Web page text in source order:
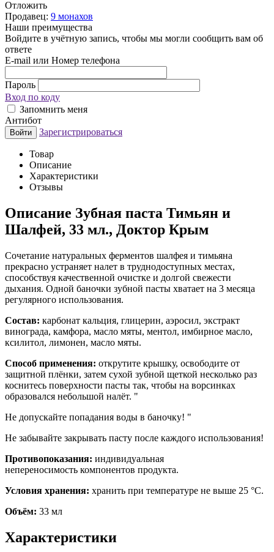
Отложить
Продавец: 9 монахов
Наши преимущества
Войдите в учётную запись, чтобы мы могли сообщить вам об
ответе
E-mail или Номер телефона
Пароль
Вход по коду
Запомнить меня
Антибот
Войти Зарегистрироваться
Товар
Описание
Характеристики
Отзывы
Описание Зубная паста Тимьян и
Шалфей, 33 мл., Доктор Крым
Сочетание натуральных ферментов шалфея и тимьяна
прекрасно устраняет налет в труднодоступных местах,
способствуя качественной очистке и долгой свежести
дыхания. Одной баночки зубной пасты хватает на 3 месяца
регулярного использования.
Состав: карбонат кальция, глицерин, аэросил, экстракт
винограда, камфора, масло мяты, ментол, имбирное масло,
ксилитол, лимонен, масло мяты.
Способ применения: открутите крышку, освободите от
защитной плёнки, затем сухой зубной щеткой несколько раз
коснитесь поверхности пасты так, чтобы на ворсинках
образовался небольшой налёт. "
Не допускайте попадания воды в баночку! "
Не забывайте закрывать пасту после каждого использования!
Противопоказания: индивидуальная
непереносимость компонентов продукта.
Условия хранения: хранить при температуре не выше 25 °С.
Объём: 33 мл
Характеристики